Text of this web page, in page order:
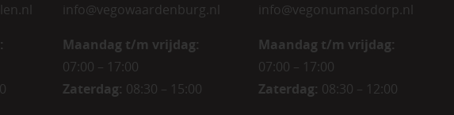
info@vegowaardenburg.nl
Maandag t/m vrijdag:
07:00 – 17:00
Zaterdag: 08:30 – 15:00
info@vegonumansdorp.nl
Maandag t/m vrijdag:
07:00 – 17:00
Zaterdag: 08:30 – 12:00